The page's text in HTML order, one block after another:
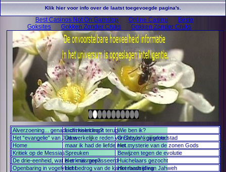
Best Casinos Not On Gamstop Online Casino
Beste
Goksites
Gokken Zonder Cruks Gokken Zonder Cruks
Alverzoening... genade of misleiding?
Licht keert nooit terugWie ben ik?
Het “evangelie” van JudasDe werkelijke reden van Jezus' kruisdood
O Babylon, gij grote stad
Home
maar ik had de liefde niet...Het mysterie van de zonen Gods
Kritiek op de MessiasSpreuken
Bewijzen tegen de evolutie
De drie-eenheid, wat is er mis mee?
Het kruis gepasseerdHuichelaars gezocht
Openbaring in vogelvluchtHet bedrog van de kankerbestrijding
Het raadsel van Jahweh
Klik hier voor info over de laatst toegevoegde pagina's.